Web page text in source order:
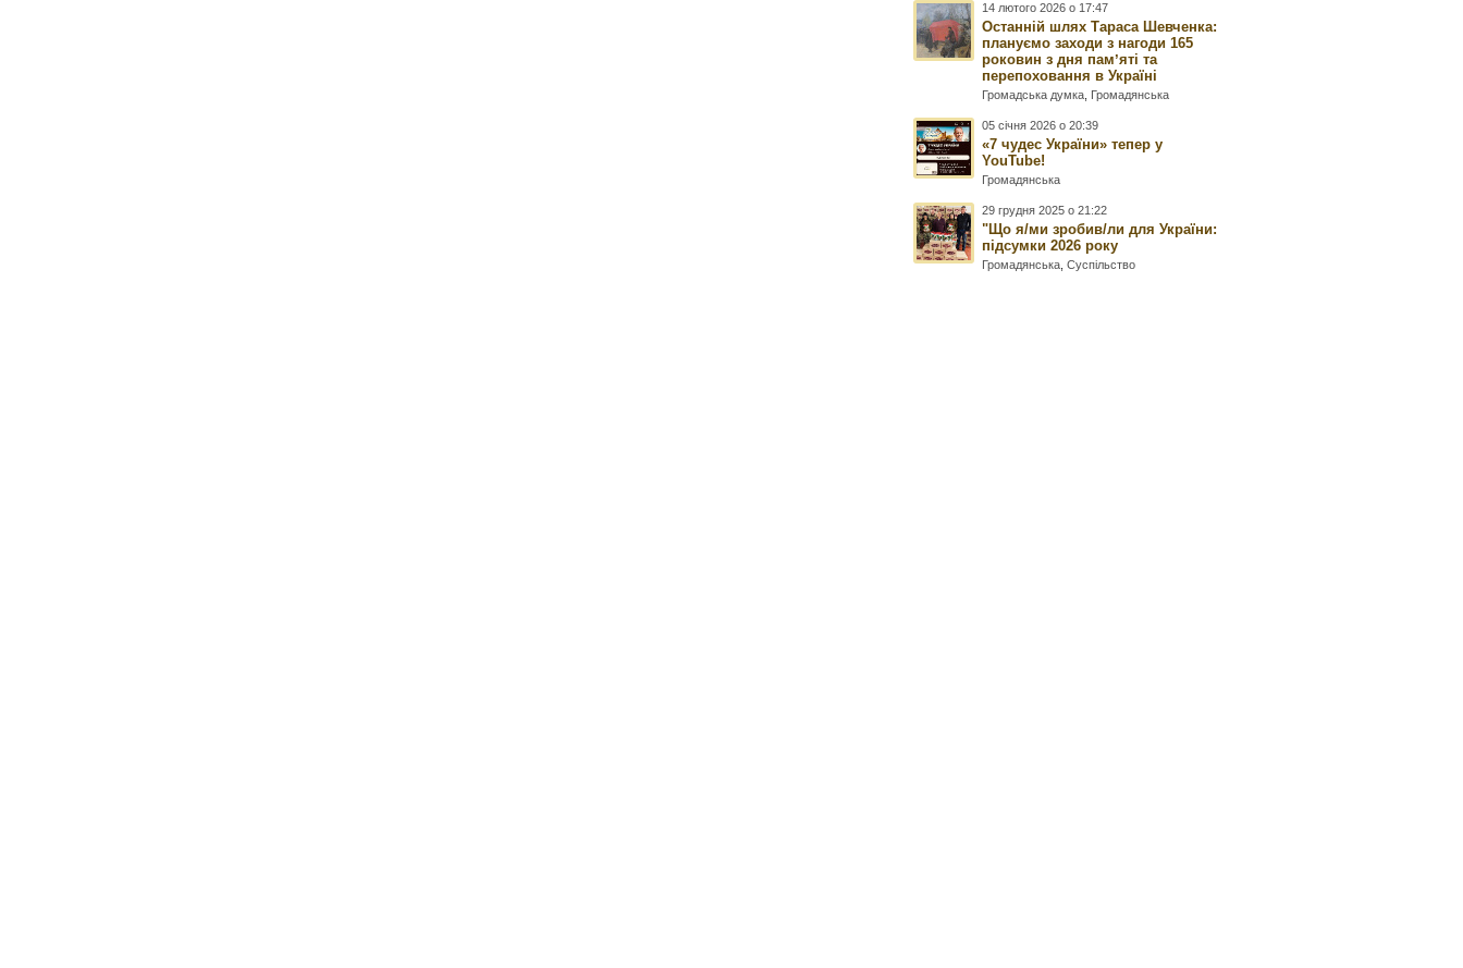
14 лютого 2026 о 17:47
Останній шлях Тараса Шевченка:
плануємо заходи з нагоди 165
роковин з дня памʼяті та
перепоховання в Україні
Громадська думка Громадянська
05 січня 2026 о 20:39
«7 чудес України» тепер у
YouTube!
Громадянська
29 грудня 2025 о 21:22
"Що я/ми зробив/ли для України:
підсумки 2026 року
Громадянська ,Суспільство